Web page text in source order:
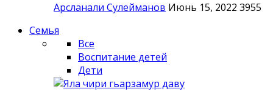
Арсланали Сулейманов Июнь 15, 2022 3955
Семья
Все
Воспитание детей
Дети